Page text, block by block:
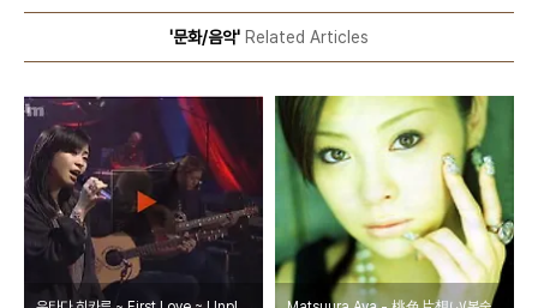
'문화/음악' Related Articles